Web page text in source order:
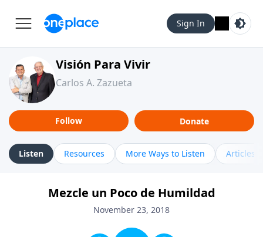
Sign In
Visión Para Vivir
Carlos A. Zazueta
Follow Donate
Listen Resources More Ways to Listen Articles
Mezcle un Poco de Humildad
November 23, 2018